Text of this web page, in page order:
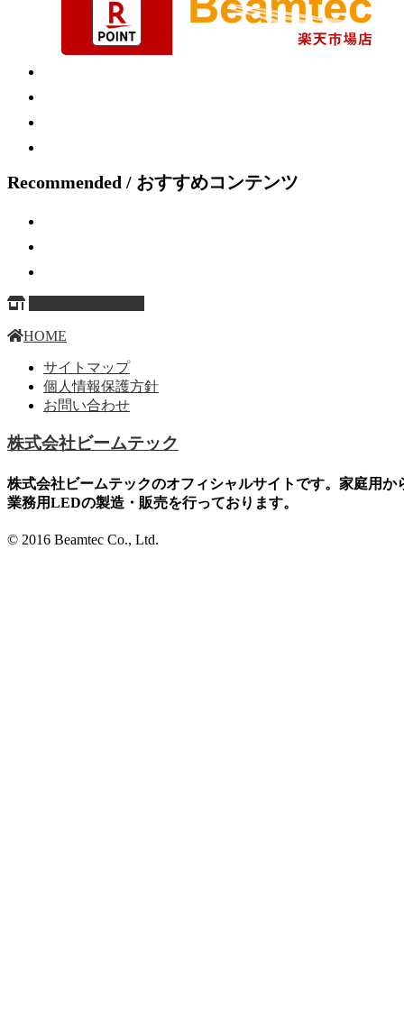
Recommended / おすすめコンテンツ
HOME
サイトマップ
個人情報保護方針
お問い合わせ
株式会社ビームテック
株式会社ビームテックのオフィシャルサイトです。家庭用か
業務用LEDの製造・販売を行っております。
© 2016 Beamtec Co., Ltd.